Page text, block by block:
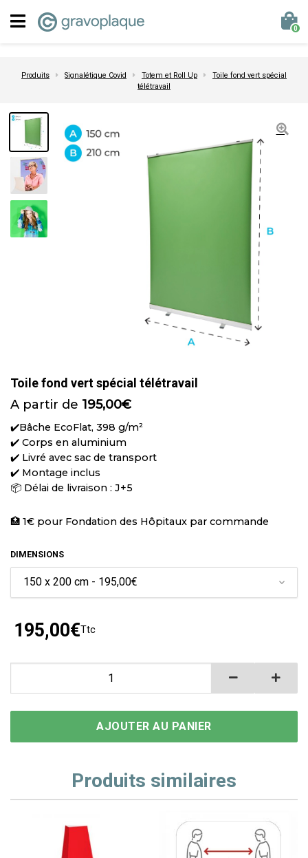
0
Produits Signalétique Covid Totem et Roll Up
Toile fond vert spécial
télétravail
Toile fond vert spécial télétravail
A partir de 195,00€
✔️Bâche EcoFlat, 398 g/m²
✔️ Corps en aluminium
✔️ Livré avec sac de transport
✔️ Montage inclus
📦 Délai de livraison : J+5
🏥 1€ pour Fondation des Hôpitaux par commande
DIMENSIONS
195,00€Ttc
quantité de Toile fond vert spécial télétravail
AJOUTER AU PANIER
Produits similaires